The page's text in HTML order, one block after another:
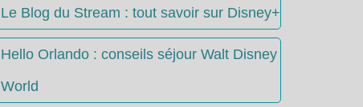
Le Blog du Stream : tout savoir sur Disney+
Hello Orlando : conseils séjour Walt Disney
World